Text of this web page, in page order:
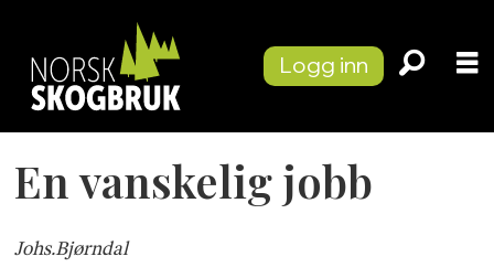
Logg inn
En vanskelig jobb
Johs.Bjørndal